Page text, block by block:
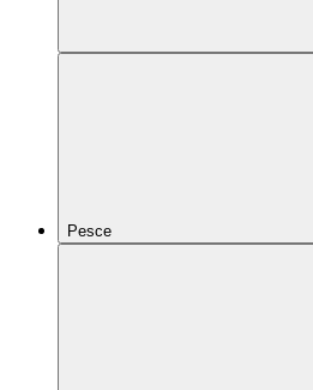
Pesce